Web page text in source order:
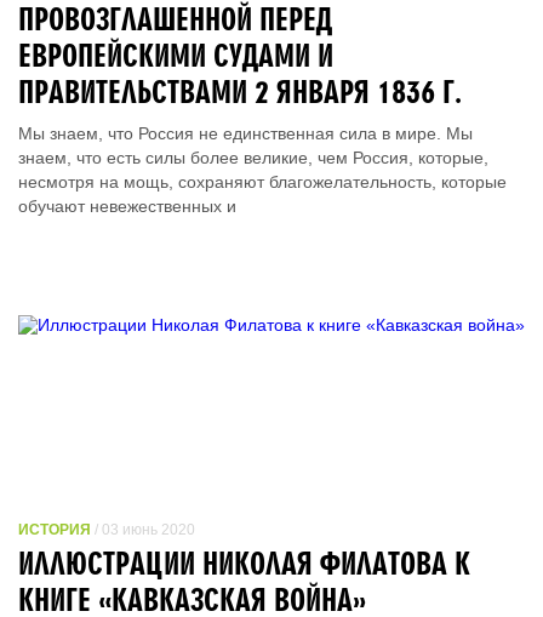
ПРОВОЗГЛАШЕННОЙ ПЕРЕД
ЕВРОПЕЙСКИМИ СУДАМИ И
ПРАВИТЕЛЬСТВАМИ 2 ЯНВАРЯ 1836 Г.
Мы знаем, что Россия не единственная сила в мире. Мы
знаем, что есть силы более великие, чем Россия, которые,
несмотря на мощь, сохраняют благожелательность, которые
обучают невежественных и
ИСТОРИЯ / 03 июнь 2020
ИЛЛЮСТРАЦИИ НИКОЛАЯ ФИЛАТОВА К
КНИГЕ «КАВКАЗСКАЯ ВОЙНА»